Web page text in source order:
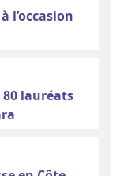
l’occasion
80 lauréats